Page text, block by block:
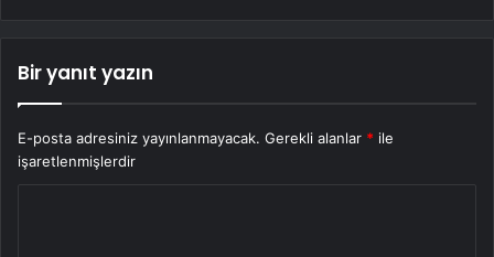
Bir yanıt yazın
E-posta adresiniz yayınlanmayacak. Gerekli alanlar * ile
işaretlenmişlerdir